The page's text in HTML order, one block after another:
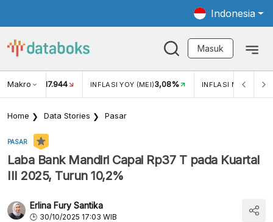
Indonesia
Masuk
Makro
USD/IDR 17.944 INFLASI YOY (MEI)3,08% INFLASI MOM (MEI)
Home Data Stories Pasar
PASAR
Laba Bank Mandiri Capai Rp37 T pada Kuartal
III 2025, Turun 10,2%
Erlina Fury Santika
30/10/2025 17:03 WIB